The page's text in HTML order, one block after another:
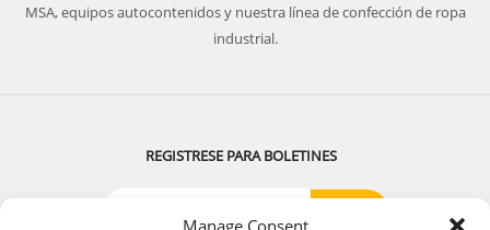
Manage Consent
MSA, equipos autocontenidos y nuestra línea de confección de ropa
industrial.
REGISTRESE PARA BOLETINES